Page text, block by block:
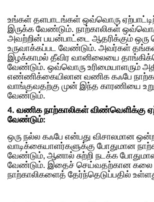
உங்கள் தளபாடங்கள் ஒவ்வொரு
இருக்க வேண்டும். நாற்காலிகள்
அவற்றின் பயன்பாட்டை ஆதரிக்கும் ஒரு
உருவாக்கப்பட வேண்டும். அவர்கள்
இழக்காமல் தீவிர வானிலையை
வேண்டும். ஒவ்வொரு உரிமையாளரும்
எண்ணிக்கையிலான வணிக கஃபே
வாங்குவதற்கு முன் இந்த காரணியை
வேண்டும்.
4. வணிக நாற்காலிகள் விண்வெளிக்கு
வேண்டும்:
ஒரு நல்ல கஃபே என்பது விசாலமான
வாடிக்கையாளர்களுக்கு போதுமான
வேண்டும், ஆனால் சுற்றி நடக்க
வேண்டும். இதைச் செய்வதற்கான கலை
நாற்காலிகளைத் தேர்ந்தெடுப்பதில்